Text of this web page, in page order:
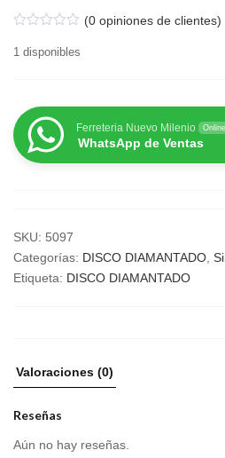
(0opiniones de clientes)
1 disponibles
Ferreteria Nuevo Milenio Online
WhatsApp de Ventas
SKU: 5097
Categorías: DISCO DIAMANTADO
Etiqueta: DISCO DIAMANTADO
Valoraciones (0)
Reseñas
Aún no hay reseñas.